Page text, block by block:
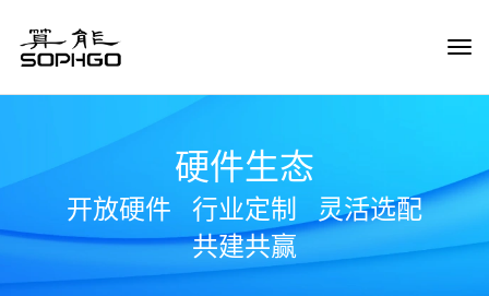
硬件生态
开放硬件 行业定制
灵活选配
共建共赢